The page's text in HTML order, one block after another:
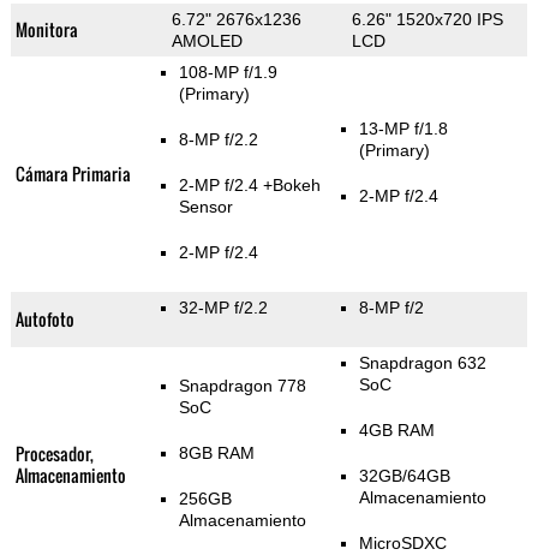
Monitora
6.72" 2676x1236
AMOLED
6.26" 1520x720 IPS
LCD
Cámara Primaria
108-MP f/1.9
(Primary)
8-MP f/2.2
2-MP f/2.4 +Bokeh
Sensor
2-MP f/2.4
13-MP f/1.8
(Primary)
2-MP f/2.4
Autofoto 32-MP f/2.2 8-MP f/2
Procesador,
Almacenamiento
Snapdragon 778
SoC
8GB RAM
256GB
Almacenamiento
Snapdragon 632
SoC
4GB RAM
32GB/64GB
Almacenamiento
MicroSDXC